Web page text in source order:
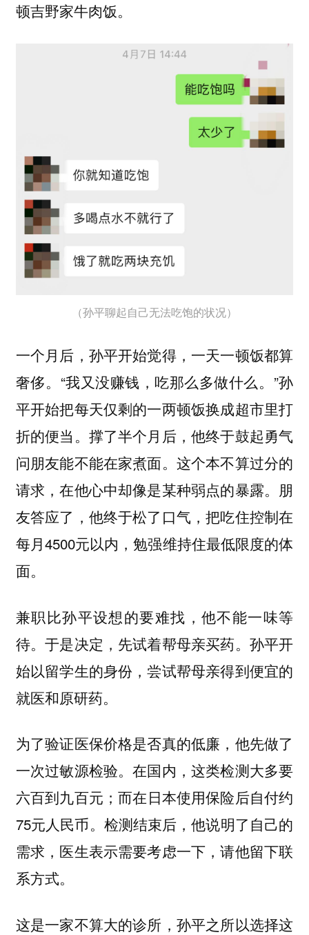
顿吉野家牛肉饭。
（孙平聊起自己无法吃饱的状况）
一个月后，孙平开始觉得，一天一顿饭都算
奢侈。“我又没赚钱，吃那么多做什么。”孙
平开始把每天仅剩的一两顿饭换成超市里打
折的便当。撑了半个月后，他终于鼓起勇气
问朋友能不能在家煮面。这个本不算过分的
请求，在他心中却像是某种弱点的暴露。朋
友答应了，他终于松了口气，把吃住控制在
每月4500元以内，勉强维持住最低限度的体
面。
兼职比孙平设想的要难找，他不能一味等
待。于是决定，先试着帮母亲买药。孙平开
始以留学生的身份，尝试帮母亲得到便宜的
就医和原研药。
为了验证医保价格是否真的低廉，他先做了
一次过敏源检验。在国内，这类检测大多要
六百到九百元；而在日本使用保险后自付约
75元人民币。检测结束后，他说明了自己的
需求，医生表示需要考虑一下，请他留下联
系方式。
这是一家不算大的诊所，孙平之所以选择这